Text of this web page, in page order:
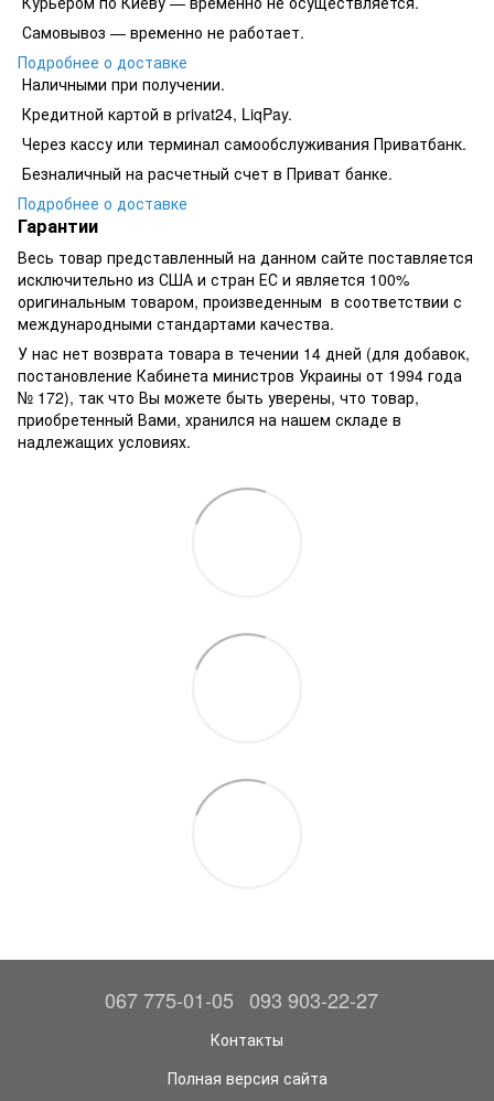
Самовывоз — временно не работает.
Подробнее о доставке
Наличными при получении.
Кредитной картой в privat24, LiqPay.
​​​​Через кассу или терминал самообслуживания Приватбанк.
​​​​Безналичный на расчетный счет в Приват банке.
Подробнее о доставке
Гарантии
Весь товар представленный на данном сайте поставляется
исключительно из США и стран ЕС и является 100%
оригинальным товаром, произведенным в соответствии с
международными стандартами качества.
У нас нет возврата товара в течении 14 дней (для добавок,
постановление Кабинета министров Украины от 1994 года
№ 172), так что Вы можете быть уверены, что товар,
приобретенный Вами, хранился на нашем складе в
надлежащих условиях.
067 775-01-05 093 903-22-27
Контакты
Полная версия сайта